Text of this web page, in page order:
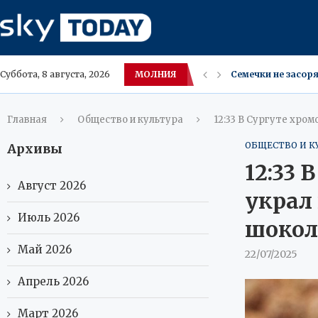
Суббота, 8 августа, 2026 МОЛНИЯ Лагутенко в туре
Пропал в Паттайе
30‑летний
Овечкин не
США
Московский
Лучшие места
Осенние
Главная Общество и культура 12:33 В Сургуте
ОБЩЕСТВО И
12:33
22/07/2025
Архивы
Август 2026
Июль 2026
Май 2026
Апрель 2026
Март 2026